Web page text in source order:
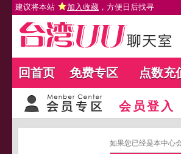
建议将本站 加入收藏 ，方便日后找寻
回首页 免费专区 点数充
会员登入
如果您已经是本中心